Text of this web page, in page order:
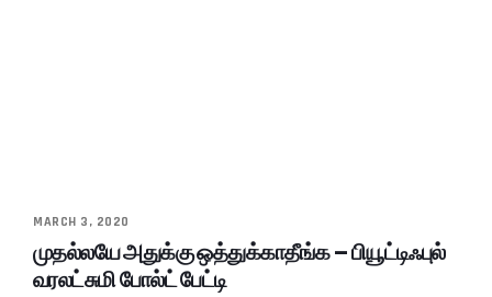
MARCH 3, 2020
முதல்லயே அதுக்கு ஒத்துக்காதீங்க – பியூட்டிஃபுல்
வரலட்சுமி போல்ட் பேட்டி